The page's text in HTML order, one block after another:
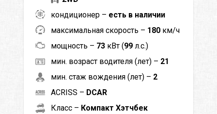
кондиционер – есть в наличии
максимальная скорость – 180 км/ч
мощность – 73 кВт (99 л.с.)
мин. возраст водителя (лет) – 21
мин. стаж вождения (лет) – 2
ACRISS – DCAR
Класс – Компакт Хэтчбек